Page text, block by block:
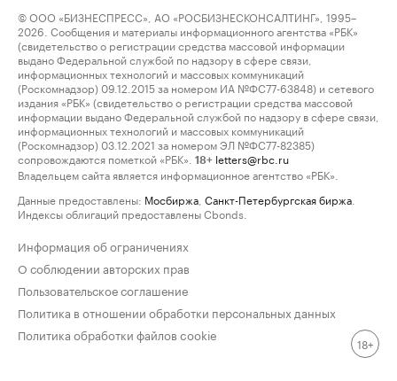
© ООО «БИЗНЕСПРЕСС», АО «РОСБИЗНЕСКОНСАЛТИНГ», 1995–
2026. Сообщения и материалы информационного агентства «РБК»
(свидетельство о регистрации средства массовой информации
выдано Федеральной службой по надзору в сфере связи,
информационных технологий и массовых коммуникаций
(Роскомнадзор) 09.12.2015 за номером ИА №ФС77-63848) и сетевого
издания «РБК» (свидетельство о регистрации средства массовой
информации выдано Федеральной службой по надзору в сфере связи,
информационных технологий и массовых коммуникаций
(Роскомнадзор) 03.12.2021 за номером ЭЛ №ФС77-82385)
сопровождаются пометкой «РБК».
18+ letters@rbc.ru
Владельцем сайта является информационное агентство «РБК».
Данные предоставлены: Мосбиржа Санкт-Петербургская биржа
Индексы облигаций предоставлены Cbonds.
Информация об ограничениях
О соблюдении авторских прав
Пользовательское соглашение
Политика в отношении обработки персональных данных
Политика обработки файлов cookie
18+